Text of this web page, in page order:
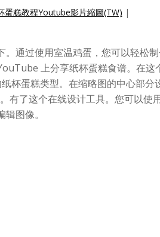
蛋糕教程Youtube影片縮圖(TW) |
通过使用室温鸡蛋，您可以轻松
上分享纸杯蛋糕食谱。在这
杯蛋糕类型。在缩略图的中心部分
有了这个在线设计工具。您可以使
图像。